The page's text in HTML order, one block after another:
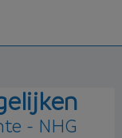
- NHG